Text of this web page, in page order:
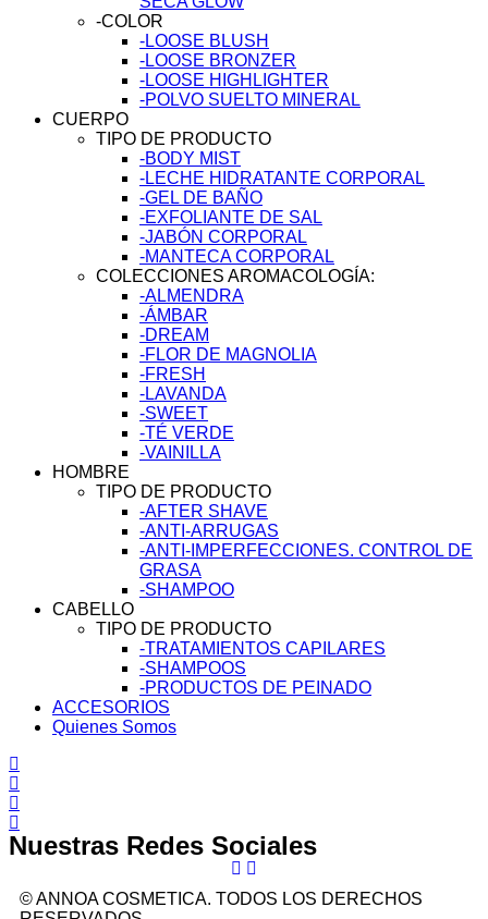
-COLOR
-LOOSE BLUSH
-LOOSE BRONZER
-LOOSE HIGHLIGHTER
-POLVO SUELTO MINERAL
CUERPO
TIPO DE PRODUCTO
-BODY MIST
-LECHE HIDRATANTE CORPORAL
-GEL DE BAÑO
-EXFOLIANTE DE SAL
-JABÓN CORPORAL
-MANTECA CORPORAL
COLECCIONES AROMACOLOGÍA:
-ALMENDRA
-ÁMBAR
-DREAM
-FLOR DE MAGNOLIA
-FRESH
-LAVANDA
-SWEET
-TÉ VERDE
-VAINILLA
HOMBRE
TIPO DE PRODUCTO
-AFTER SHAVE
-ANTI-ARRUGAS
-ANTI-IMPERFECCIONES. CONTROL DE
GRASA
-SHAMPOO
CABELLO
TIPO DE PRODUCTO
-TRATAMIENTOS CAPILARES
-SHAMPOOS
-PRODUCTOS DE PEINADO
ACCESORIOS
Quienes Somos
Nuestras Redes Sociales
© ANNOA COSMETICA. TODOS LOS DERECHOS